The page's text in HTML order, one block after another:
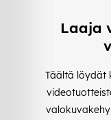
Laaja
Täältä löydät